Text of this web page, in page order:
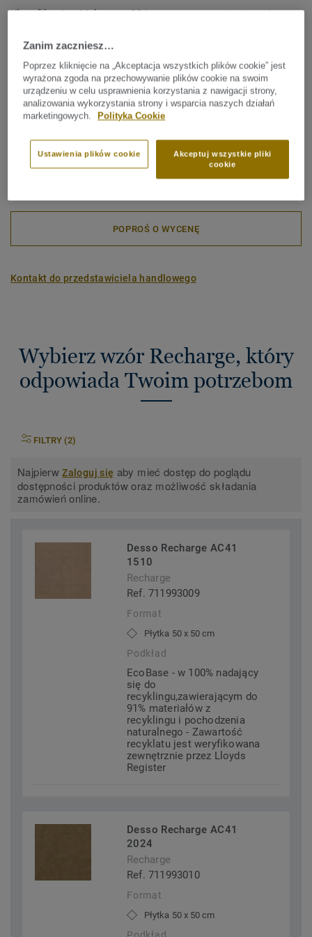
Klasyfikacja obiektowa:33 Intensywne natężenie ruchu
Klasyfikacja mieszkaniowa:
Certyfikat Zarządzania Środowiskowego:ISO 14001
Wysokość warsty użytkowej:2,8 mm
1.12 kg CO /m2
ŚLAD WĘGLOWY MOJEGO PROJEKTU
POPROŚ O WYCENĘ
Kontakt do przedstawiciela handlowego
Wybierz wzór Recharge, który
odpowiada Twoim potrzebom
FILTRY (2)
NajpierwZaloguj się aby mieć dostęp do poglądu
dostępności produktów oraz możliwość składania
zamówień online.
Desso Recharge AC41
1510
Recharge
Ref. 711993009
Format
Płytka 50 x 50 cm
Podkład
EcoBase - w 100% nadający
się do
recyklingu,zawierającym do
91% materiałów z
recyklingu i pochodzenia
naturalnego - Zawartość
recyklatu jest weryfikowana
zewnętrznie przez Lloyds
Register
Desso Recharge AC41
2024
Recharge
Ref. 711993010
Format
Płytka 50 x 50 cm
Zanim zaczniesz…
Poprzez kliknięcie na „Akceptacja wszystkich plików cookie” jest
wyrażona zgoda na przechowywanie plików cookie na swoim
urządzeniu w celu usprawnienia korzystania z nawigacji strony,
analizowania wykorzystania strony i wsparcia naszych działań
marketingowych.
Polityka Cookie
Akceptuj wszystkie pliki
cookie
Ustawienia plików cookie